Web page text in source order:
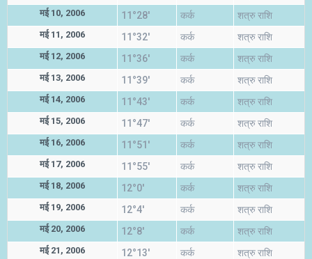
मई 10, 2006 11°28' कर्क शत्रु राशि
मई 11, 2006 11°32' कर्क शत्रु राशि
मई 12, 2006 11°36' कर्क शत्रु राशि
मई 13, 2006 11°39' कर्क शत्रु राशि
मई 14, 2006 11°43' कर्क शत्रु राशि
मई 15, 2006 11°47' कर्क शत्रु राशि
मई 16, 2006 11°51' कर्क शत्रु राशि
मई 17, 2006 11°55' कर्क शत्रु राशि
मई 18, 2006 12°0' कर्क शत्रु राशि
मई 19, 2006 12°4' कर्क शत्रु राशि
मई 20, 2006 12°8' कर्क शत्रु राशि
मई 21, 2006 12°13' कर्क शत्रु राशि